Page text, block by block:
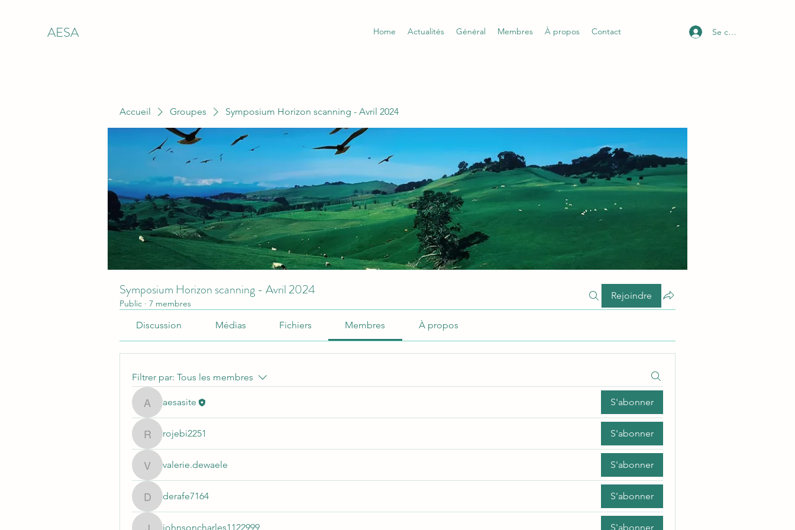
AESA Home Actualités Général Membres À propos Contact Se connecter
Accueil Groupes Symposium Horizon scanning - Avril 2024
Symposium Horizon scanning - Avril 2024
Public · 7 membres
Rejoindre
Discussion Médias Fichiers Membres À propos
Filtrer par: Tous les membres
aesasite
aesasite S'abonner
rojebi2251
rojebi2251 S'abonner
valerie.dewaele
valerie.dewaele S'abonner
derafe7164
derafe7164 S'abonner
johnsoncharles1122999 S'abonner